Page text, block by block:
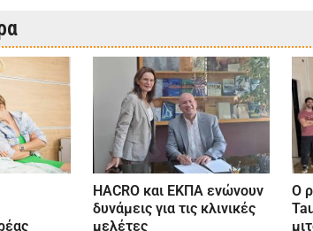
HACRO και ΕΚΠΑ ενώνουν
δυνάμεις για τις κλινικές
μελέτες
Ο